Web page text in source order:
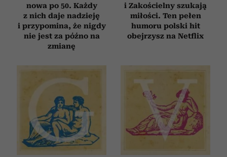
nowa po 50. Każdy
z nich daje nadzieję
i przypomina, że nigdy
nie jest za późno na
zmianę
i Zakościelny szukają
miłości. Ten pełen
humoru polski hit
obejrzysz na Netflix